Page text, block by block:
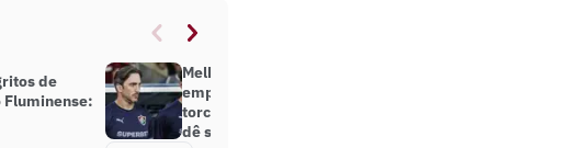
de
Fluminense:
Melhores Momentos: Fluminense
empata com Vitória no Maracanã, e
torcida protesta contra Zubeldía;
dê suas notas